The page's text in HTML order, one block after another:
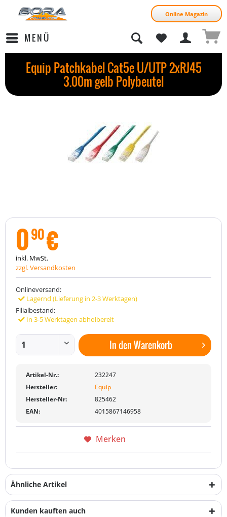
Online Magazin
MENÜ
Equip Patchkabel Cat5e U/UTP 2xRJ45
3.00m gelb Polybeutel
090€
inkl. MwSt.
zzgl. Versandkosten
Onlineversand:
Lagernd (Lieferung in 2-3 Werktagen)
Filialbestand:
In 3-5 Werktagen abholbereit
In denWarenkorb
Artikel-Nr.:
232247
Hersteller:
Equip
Hersteller-Nr:
825462
EAN:
4015867146958
Merken
Ähnliche Artikel
Kunden kauften auch